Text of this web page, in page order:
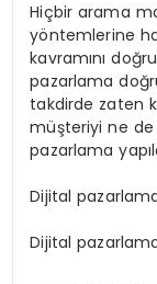
Hiçbir arama
yöntemlerine
kavramını
pazarlama
takdirde zaten
müşteriyi ne de
pazarlama
Dijital
Dijital